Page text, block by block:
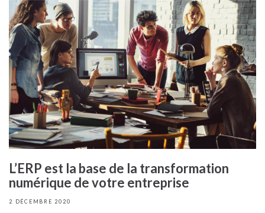
L’ERP est la base de la transformation
numérique de votre entreprise
2 DÉCEMBRE 2020